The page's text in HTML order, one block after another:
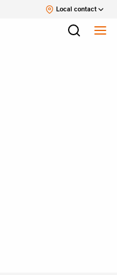
Local contact